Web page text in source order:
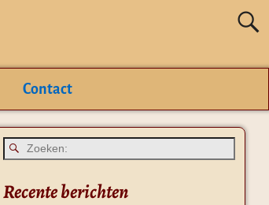
Contact
Recente berichten